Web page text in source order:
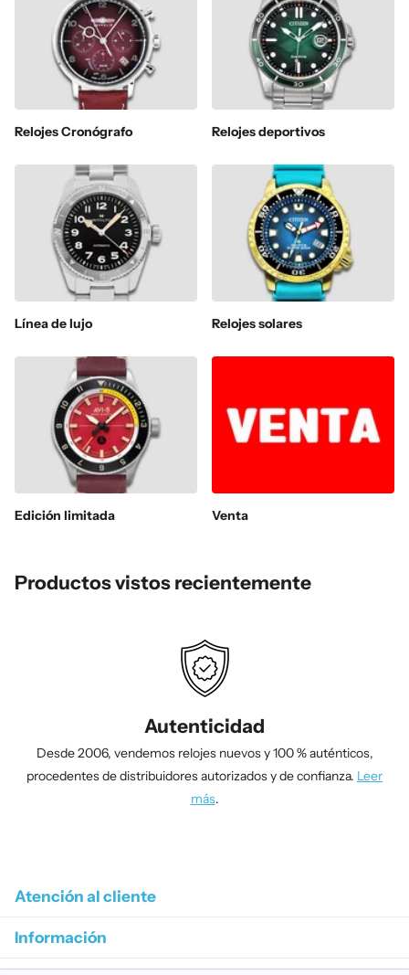
Relojes Cronógrafo Relojes deportivos
Línea de lujo Relojes solares
Edición limitada Venta
Productos vistos recientemente
Autenticidad
Desde 2006, vendemos relojes nuevos y 100 % auténticos,
procedentes de distribuidores autorizados y de confianza. Leer
más.
Atención al cliente
Información